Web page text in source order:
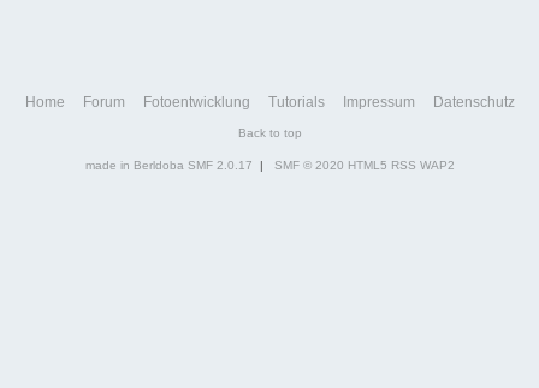
Home Forum Fotoentwicklung Tutorials Impressum Datenschutz
Back to top
made in Berldoba SMF 2.0.17 | SMF © 2020 HTML5 RSS WAP2